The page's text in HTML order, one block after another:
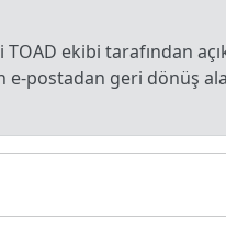
ekibi tarafından
e-postadan geri dönüş